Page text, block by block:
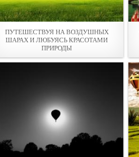
ПУТЕШЕСТВУЯ НА ВОЗДУШНЫХ
ШАРАХ И ЛЮБУЯСЬ КРАСОТАМИ
ПРИРОДЫ